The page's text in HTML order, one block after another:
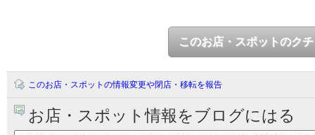
このお店・スポットのク
このお店・スポットの情報変更や閉店・移転を報告
お店・スポット情報をブログにはる